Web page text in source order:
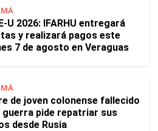
U 2026: IFARHU entregará
y realizará pagos este
7 de agosto en Veraguas
de joven colonense fallecido
guerra pide repatriar sus
desde Rusia